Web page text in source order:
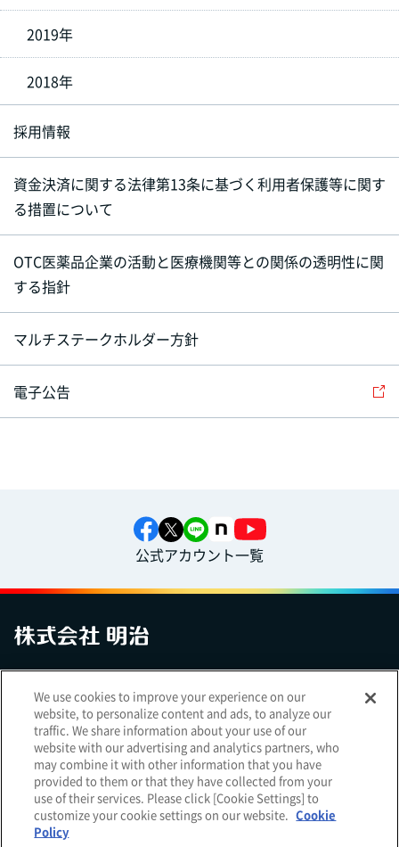
2019年
2018年
採用情報
資金決済に関する法律第13条に基づく利用者保護等に関す
る措置について
OTC医薬品企業の活動と医療機関等との関係の透明性に関
する指針
マルチステークホルダー方針
電子公告
公式アカウント一覧
アクセシビリティへの対応方針ご利用規約明治グループのDX
Cookie Settings
明治ホールディングス株式会社 （ EN ｜簡体 ）
Meiji Seika ファルマ株式会社
We use cookies to improve your experience on our
website, to personalize content and ads, to analyze our
traffic. We share information about your use of our
website with our advertising and analytics partners, who
may combine it with other information that you have
provided to them or that they have collected from your
use of their services. Please click [Cookie Settings] to
customize your cookie settings on our website. Cookie
Policy